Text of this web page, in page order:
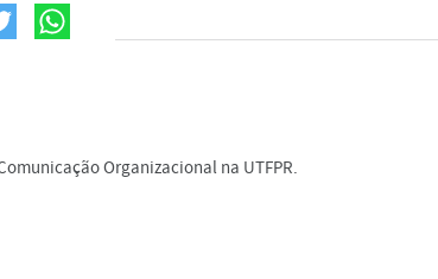
Organizacional na UTFPR.